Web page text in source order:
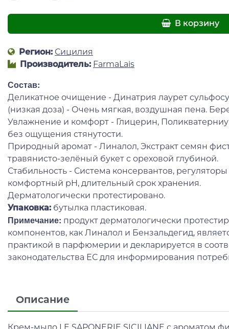
В корзину
Регион: Сицилия
Производитель: FarmaLais
Состав:
Деликатное очищение - Динатрия лаурет
(низкая доза) - Очень мягкая, воздушная пена.
Увлажнение и комфорт - Глицерин,
без ощущения стянутости.
Природный аромат - Линалол, Экстракт семян
травянисто-зелёный букет с ореховой глубиной.
Стабильность - Система консервантов,
комфортный pH, длительный срок хранения.
Дерматологически протестировано.
Упаковка: бутылка пластиковая.
Примечание: продукт дерматологически
компонентов, как Линалол и Бензальдегид,
практикой в парфюмерии и декларируется в
законодательства ЕС для информирования
Описание